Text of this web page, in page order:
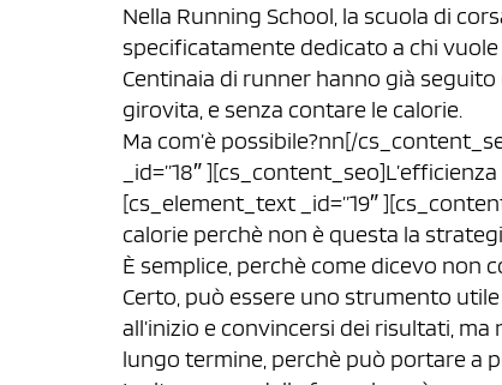
Nella Running School, la scuola di
specificatamente dedicato a chi
Centinaia di runner hanno già
girovita, e senza contare le calorie.
Ma com’è possibile?nn[/
_id=”18″
[cs_element_text _id=”19″
calorie perchè non è questa la
È semplice, perchè come dicevo non
Certo, può essere uno strumento
all’inizio e convincersi dei risultati,
lungo termine, perchè può portare a